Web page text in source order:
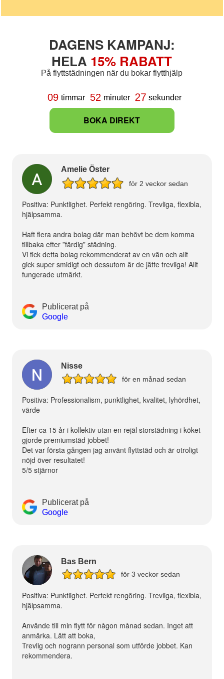
DAGENS KAMPANJ:
HELA 15% RABATT
På flyttstädningen när du bokar flytthjälp
09 timmar 52 minuter 26 sekunder
BOKA DIREKT
Amelie Öster
för 2 veckor sedan
Positiva: Punktlighet. Perfekt rengöring. Trevliga, flexibla,
hjälpsamma.
Haft flera andra bolag där man behövt be dem komma
tillbaka efter ”färdig” städning.
Vi fick detta bolag rekommenderat av en vän och allt
gick super smidigt och dessutom är de jätte trevliga! Allt
fungerade utmärkt.
Publicerat på
Google
Nisse
för en månad sedan
Positiva: Professionalism, punktlighet, kvalitet, lyhördhet,
värde
Efter ca 15 år i kollektiv utan en rejäl storstädning i köket
gjorde premiumstäd jobbet!
Det var första gången jag använt flyttstäd och är otroligt
nöjd över resultatet!
5/5 stjärnor
Publicerat på
Google
Bas Bern
för 3 veckor sedan
Positiva: Punktlighet. Perfekt rengöring. Trevliga, flexibla,
hjälpsamma.
Använde till min flytt för någon månad sedan. Inget att
anmärka. Lätt att boka,
Trevlig och nogrann personal som utförde jobbet. Kan
rekommendera.